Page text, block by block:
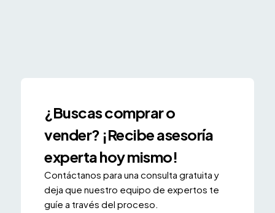
¿Buscas comprar o
vender? ¡Recibe asesoría
experta hoy mismo!
Contáctanos para una consulta gratuita y
deja que nuestro equipo de expertos te
guíe a través del proceso.